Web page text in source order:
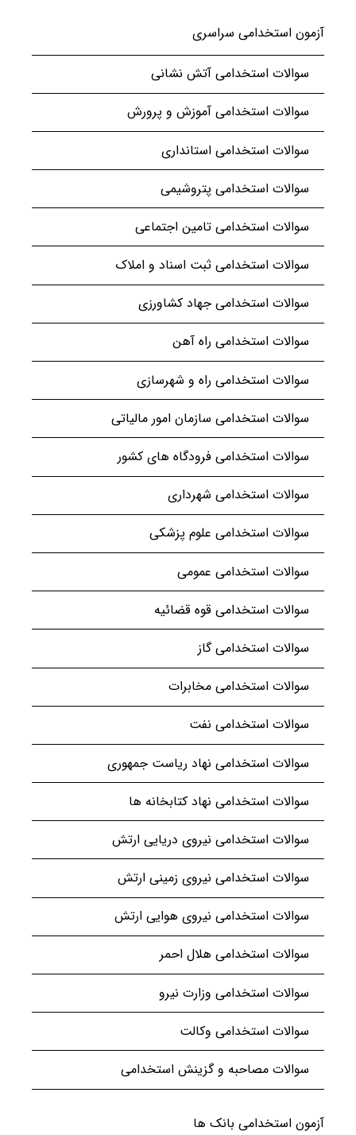
آزمون استخدامی سراسری
سوالات استخدامی آتش نشانی
سوالات استخدامی آموزش و پرورش
سوالات استخدامی استانداری
سوالات استخدامی پتروشیمی
سوالات استخدامی تامین اجتماعی
سوالات استخدامی ثبت اسناد و املاک
سوالات استخدامی جهاد کشاورزی
سوالات استخدامی راه آهن
سوالات استخدامی راه و شهرسازی
سوالات استخدامی سازمان امور مالیاتی
سوالات استخدامی فرودگاه های کشور
سوالات استخدامی شهرداری
سوالات استخدامی علوم پزشکی
سوالات استخدامی عمومی
سوالات استخدامی قوه قضائیه
سوالات استخدامی گاز
سوالات استخدامی مخابرات
سوالات استخدامی نفت
سوالات استخدامی نهاد ریاست جمهوری
سوالات استخدامی نهاد کتابخانه ها
سوالات استخدامی نیروی دریایی ارتش
سوالات استخدامی نیروی زمینی ارتش
سوالات استخدامی نیروی هوایی ارتش
سوالات استخدامی هلال احمر
سوالات استخدامی وزارت نیرو
سوالات استخدامی وکالت
سوالات مصاحبه و گزینش استخدامی
آزمون استخدامی بانک ها